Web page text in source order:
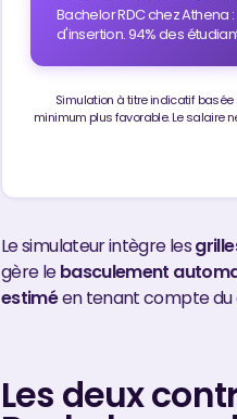
Bachelor RDC chez Athena :
d'insertion. 94% des
Simulation à titre indicatif basée
minimum plus favorable. Le salaire
Le simulateur intègre les
gère lebasculement
estiméen tenant compte du
Les deux